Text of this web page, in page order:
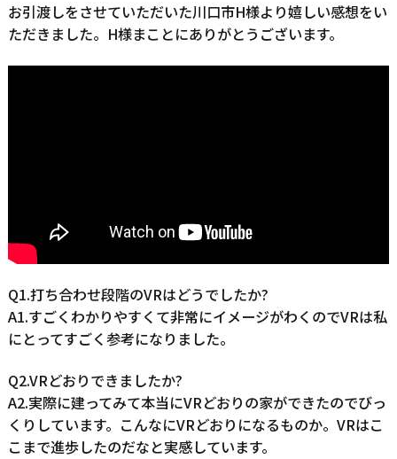
お引渡しをさせていただいた川口市H様より嬉しい感想をい
ただきました。H様まことにありがとうございます。
Q1.打ち合わせ段階のVRはどうでしたか?
A1.すごくわかりやすくて非常にイメージがわくのでVRは私
にとってすごく参考になりました。
Q2.VRどおりできましたか?
A2.実際に建ってみて本当にVRどおりの家ができたのでびっ
くりしています。こんなにVRどおりになるものか。VRはこ
こまで進歩したのだなと実感しています。